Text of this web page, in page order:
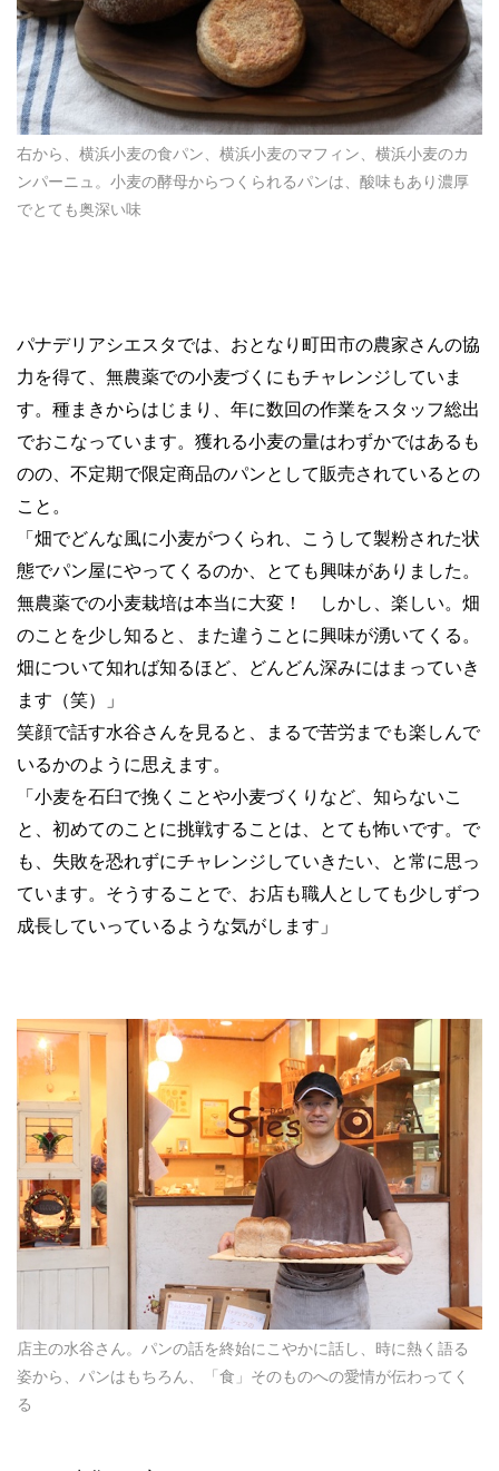
右から、横浜小麦の食パン、横浜小麦のマフィン、横浜小麦のカ
ンパーニュ。小麦の酵母からつくられるパンは、酸味もあり濃厚
でとても奥深い味
パナデリアシエスタでは、おとなり町田市の農家さんの協
力を得て、無農薬での小麦づくにもチャレンジしていま
す。種まきからはじまり、年に数回の作業をスタッフ総出
でおこなっています。獲れる小麦の量はわずかではあるも
のの、不定期で限定商品のパンとして販売されているとの
こと。
「畑でどんな風に小麦がつくられ、こうして製粉された状
態でパン屋にやってくるのか、とても興味がありました。
無農薬での小麦栽培は本当に大変！ しかし、楽しい。畑
のことを少し知ると、また違うことに興味が湧いてくる。
畑について知れば知るほど、どんどん深みにはまっていき
ます（笑）」
笑顔で話す水谷さんを見ると、まるで苦労までも楽しんで
いるかのように思えます。
「小麦を石臼で挽くことや小麦づくりなど、知らないこ
と、初めてのことに挑戦することは、とても怖いです。で
も、失敗を恐れずにチャレンジしていきたい、と常に思っ
ています。そうすることで、お店も職人としても少しずつ
成長していっているような気がします」
店主の水谷さん。パンの話を終始にこやかに話し、時に熱く語る
姿から、パンはもちろん、「食」そのものへの愛情が伝わってく
る